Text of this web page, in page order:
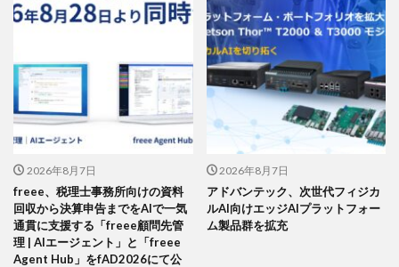
2026年8月7日
freee、税理士事務所向けの資料
回収から決算申告までをAIで一気
通貫に支援する「freee顧問先管
理 | AIエージェント」と「freee
Agent Hub」をfAD2026にて公
2026年8月7日
アドバンテック、次世代フィジカ
ルAI向けエッジAIプラットフォー
ム製品群を拡充